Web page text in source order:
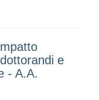
e
- A.A.